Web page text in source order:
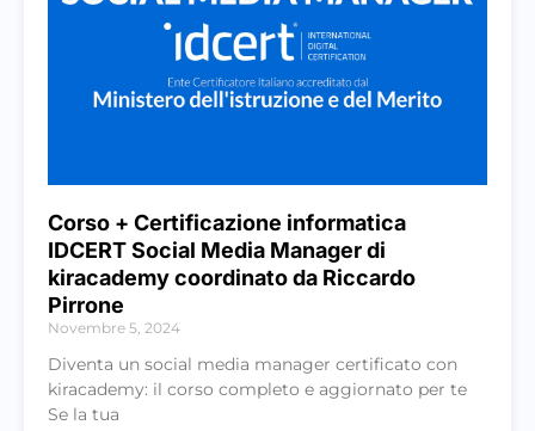
Corso + Certificazione informatica
IDCERT Social Media Manager di
kiracademy coordinato da Riccardo
Pirrone
Novembre 5, 2024
Diventa un social media manager certificato con
kiracademy: il corso completo e aggiornato per te
Se la tua